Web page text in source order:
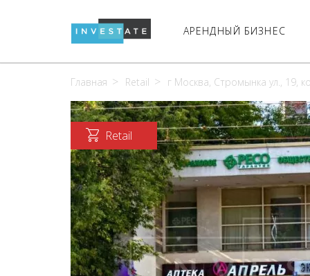
АРЕНДНЫЙ БИЗНЕС
Главная Retail г Москва, Стромынка ул., 19,
Retail